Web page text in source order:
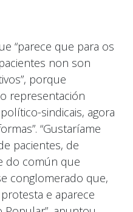
“parece que para os
non son
porque
representación
sindicais, agora
“Gustaríame
pacientes, de
do común que
conglomerado que,
e aparece